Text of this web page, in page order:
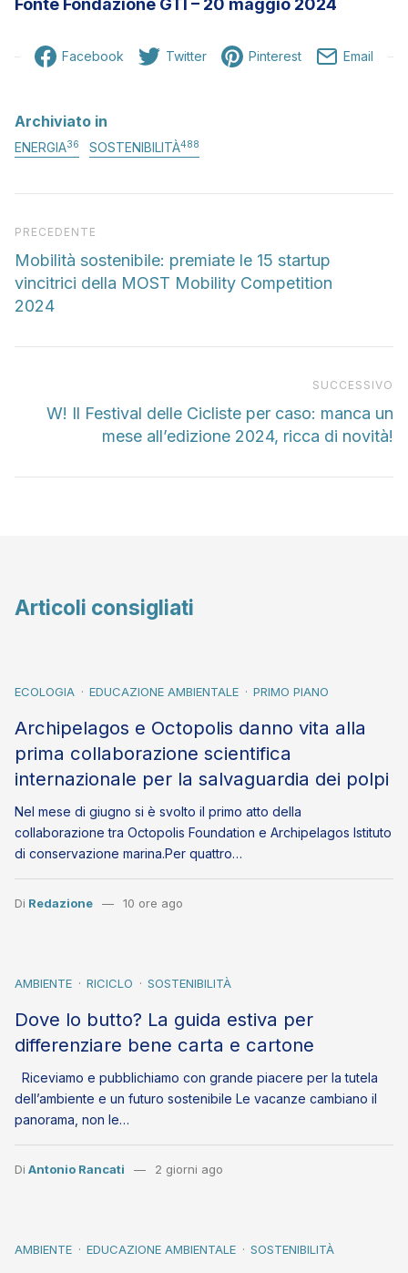
Fonte Fondazione GTI – 20 maggio 2024
Facebook Twitter Pinterest Email
Archiviato in
ENERGIA36 SOSTENIBILITÀ488
Articolo precedente
PRECEDENTE
Mobilità sostenibile: premiate le 15 startup
vincitrici della MOST Mobility Competition
2024
SUCCESSIVO
W! Il Festival delle Cicliste per caso: manca un
mese all’edizione 2024, ricca di novità!
Articoli consigliati
ECOLOGIA EDUCAZIONE AMBIENTALE PRIMO PIANO
Archipelagos e Octopolis danno vita alla
prima collaborazione scientifica
internazionale per la salvaguardia dei polpi
Nel mese di giugno si è svolto il primo atto della
collaborazione tra Octopolis Foundation e Archipelagos Istituto
di conservazione marina.Per quattro…
Di Redazione 10 ore ago
AMBIENTE RICICLO SOSTENIBILITÀ
Dove lo butto? La guida estiva per
differenziare bene carta e cartone
Riceviamo e pubblichiamo con grande piacere per la tutela
dell’ambiente e un futuro sostenibile Le vacanze cambiano il
panorama, non le…
Di Antonio Rancati 2 giorni ago
AMBIENTE EDUCAZIONE AMBIENTALE SOSTENIBILITÀ